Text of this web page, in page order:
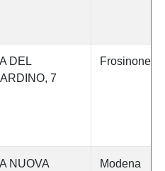
DEL
7
Frosinone
NUOVA
Modena